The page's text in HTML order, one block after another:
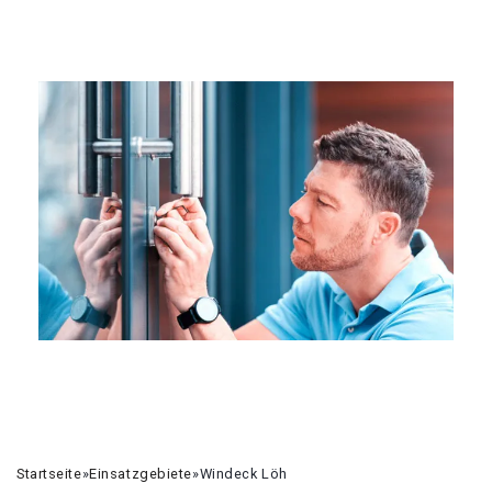
Startseite»Einsatzgebiete»Windeck Löh